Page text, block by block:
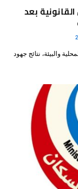
القانونية بعد
والبيئة، نتائج جهود